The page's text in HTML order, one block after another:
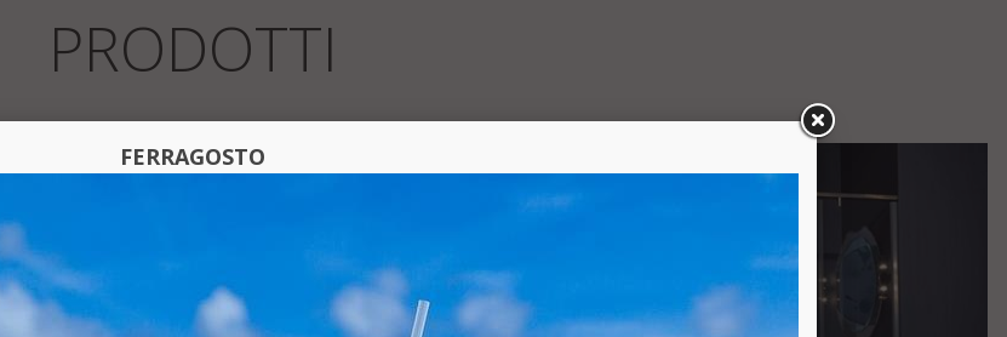
PRODOTTI
FERRAGOSTO